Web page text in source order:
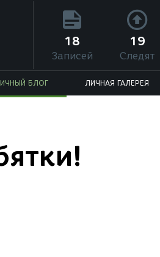
18
Записей
19
Следят
БЛОГ ЛИЧНАЯ ГАЛЕРЕЯ